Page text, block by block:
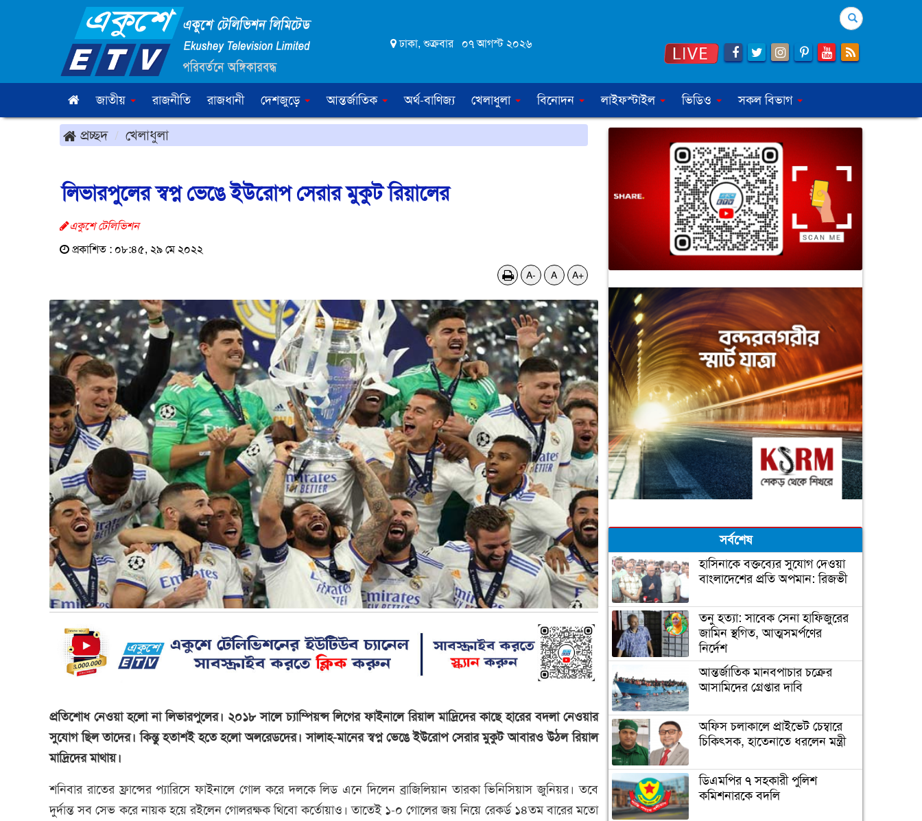
ঢাকা, শুক্রবার ০৭ আগস্ট ২০২৬
Search
জাতীয় রাজনীতি রাজধানী দেশজুড়ে আন্তর্জাতিক অর্থ-বাণিজ্য খেলাধুলা বিনোদন লাইফস্টাইল ভিডিও সকল বিভাগ
প্রচ্ছদ খেলাধুলা
লিভারপুলের স্বপ্ন ভেঙে ইউরোপ সেরার মুকুট রিয়ালের
একুশে টেলিভিশন
প্রকাশিত : ০৮:৪৫, ২৯ মে ২০২২
A- A A+
প্রতিশোধ নেওয়া হলো না লিভারপুলের। ২০১৮ সালে চ্যাম্পিয়ন্স লিগের ফাইনালে রিয়াল মাদ্রিদের কাছে হারের বদলা নেওয়ার
সুযোগ ছিল তাদের। কিন্তু হতাশই হতে হলো অলরেডদের। সালাহ-মানের স্বপ্ন ভেঙে ইউরোপ সেরার মুকুট আবারও উঠল রিয়াল
মাদ্রিদের মাথায়।
শনিবার রাতের ফ্রান্সের প্যারিসে ফাইনালে গোল করে দলকে লিড এনে দিলেন ব্রাজিলিয়ান তারকা ভিনিসিয়াস জুনিয়র। তবে
দুর্দান্ত সব সেভ করে নায়ক হয়ে রইলেন গোলরক্ষক থিবো কর্তোয়াও। তাতেই ১-০ গোলের জয় নিয়ে রেকর্ড ১৪তম বারের মতো
সর্বশেষ
হাসিনাকে বক্তব্যের সুযোগ দেওয়া
বাংলাদেশের প্রতি অপমান: রিজভী
তনু হত্যা: সাবেক সেনা হাফিজুরের
জামিন স্থগিত, আত্মসমর্পণের
নির্দেশ
আন্তর্জাতিক মানবপাচার চক্রের
আসামিদের গ্রেপ্তার দাবি
অফিস চলাকালে প্রাইভেট চেম্বারে
চিকিৎসক, হাতেনাতে ধরলেন মন্ত্রী
ডিএমপির ৭ সহকারী পুলিশ
কমিশনারকে বদলি